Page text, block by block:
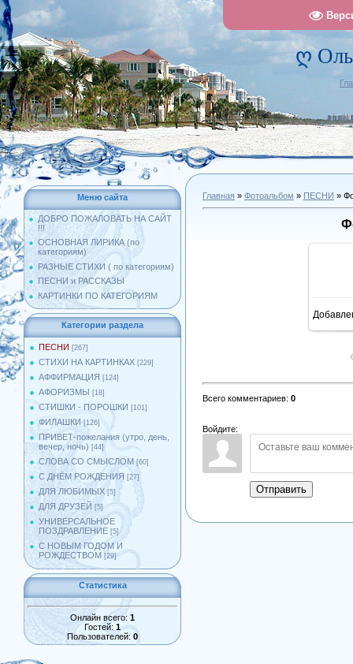
ღ
Меню сайта
ДОБРО ПОЖАЛОВАТЬ НА САЙТ
!!!
ОСНОВНАЯ ЛИРИКА (по
категориям)
РАЗНЫЕ СТИХИ ( по категориям)
ПЕСНИ и РАССКАЗЫ
КАРТИНКИ ПО КАТЕГОРИЯМ
Категории раздела
ПЕСНИ [267]
СТИХИ НА КАРТИНКАХ [229]
АФФИРМАЦИЯ [124]
АФОРИЗМЫ [18]
СТИШКИ - ПОРОШКИ [101]
ФИЛАШКИ [126]
ПРИВЕТ-пожелания (утро, день,
вечер, ночь) [44]
СЛОВА СО СМЫСЛОМ [60]
С ДНЁМ РОЖДЕНИЯ [27]
ДЛЯ ЛЮБИМЫХ [5]
ДЛЯ ДРУЗЕЙ [5]
УНИВЕРСАЛЬНОЕ
ПОЗДРАВЛЕНИЕ [5]
С НОВЫМ ГОДОМ И
РОЖДЕСТВОМ [29]
Статистика
Онлайн всего: 1
Гостей: 1
Пользователей: 0
Главная » Фотоальбом » ПЕСНИ »
Всего комментариев: 0
Войдите:
Отправить